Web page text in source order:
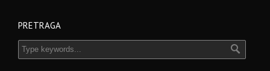
PRETRAGA